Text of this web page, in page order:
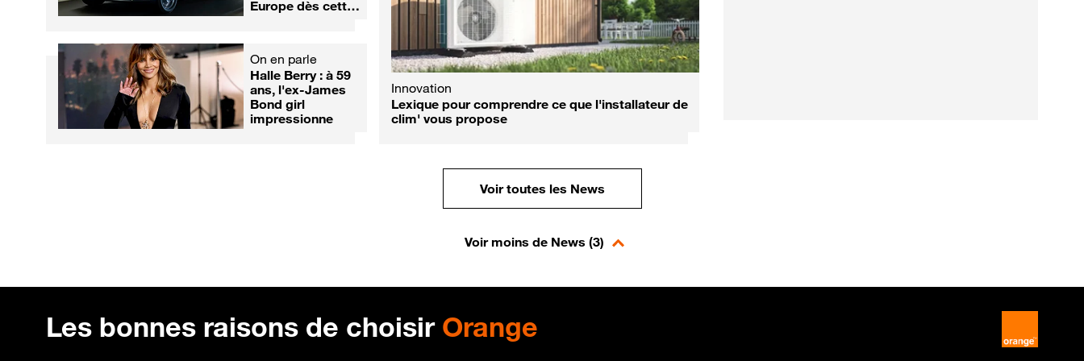
Europe dès cette
au 1er aout
"après" complexe
Médias
Le tournage de
Camping Paradis
au Maroc vire au
défi...
On en parle
Halle Berry : à 59
ans, l'ex-James
Bond girl
impressionne
Médias
Léa Salamé et
Raphaël
Glucksmann,
victimes d'une
Mes données
Fin du service "Bloctel" : l'astuce gratuite pour
continuer à bloquer le démarchage téléphonique
Innovation
Lexique pour comprendre ce que l'installateur de
clim' vous propose
Sciences
Éclipse totale et Perséides : l'incroyable
spectacle céleste de ce mois d'aout
Voir toutes les News
Voir moins de News (3)
Les bonnes raisons de choisir Orange